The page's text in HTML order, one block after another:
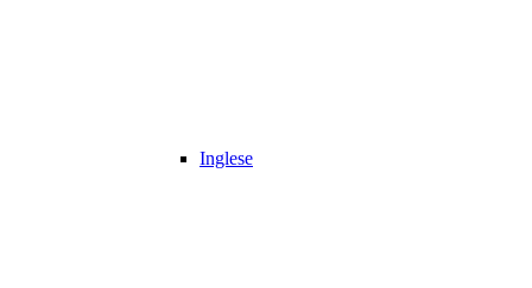
Inglese